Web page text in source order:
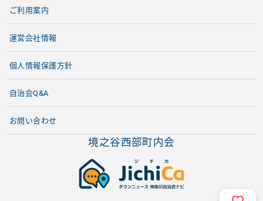
境之谷西部町内会
ご利用案内
運営会社情報
個人情報保護方針
自治会Q&A
お問い合わせ